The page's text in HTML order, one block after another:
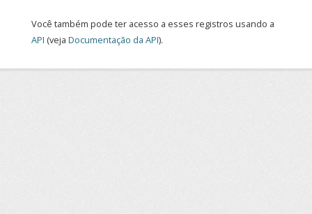
Você também pode ter acesso a esses registros usando a
API (veja Documentação da API).